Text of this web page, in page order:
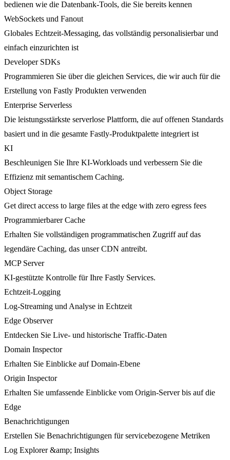
bedienen wie die Datenbank-Tools, die Sie bereits kennen
WebSockets und Fanout
Globales Echtzeit-Messaging, das vollständig personalisierbar und
einfach einzurichten ist
Developer SDKs
Programmieren Sie über die gleichen Services, die wir auch für die
Erstellung von Fastly Produkten verwenden
Enterprise Serverless
Die leistungsstärkste serverlose Plattform, die auf offenen Standards
basiert und in die gesamte Fastly-Produktpalette integriert ist
KI
Beschleunigen Sie Ihre KI-Workloads und verbessern Sie die
Effizienz mit semantischem Caching.
Object Storage
Get direct access to large files at the edge with zero egress fees
Programmierbarer Cache
Erhalten Sie vollständigen programmatischen Zugriff auf das
legendäre Caching, das unser CDN antreibt.
MCP Server
KI-gestützte Kontrolle für Ihre Fastly Services.
Echtzeit-Logging
Log-Streaming und Analyse in Echtzeit
Edge Observer
Entdecken Sie Live- und historische Traffic-Daten
Domain Inspector
Erhalten Sie Einblicke auf Domain-Ebene
Origin Inspector
Erhalten Sie umfassende Einblicke vom Origin-Server bis auf die
Edge
Benachrichtigungen
Erstellen Sie Benachrichtigungen für servicebezogene Metriken
Log Explorer &amp; Insights